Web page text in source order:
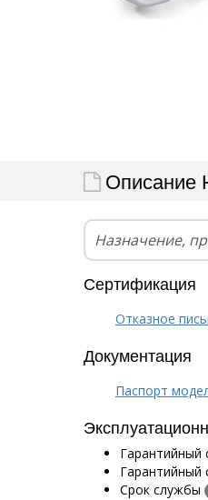
Описание
Назначение,
Сертификация
Отказное
Документация
Паспорт
Гарантийный
Гарантийный
Срок службы